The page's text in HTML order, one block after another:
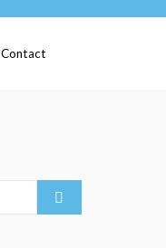
Contact